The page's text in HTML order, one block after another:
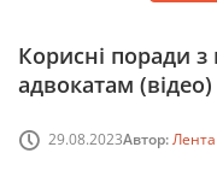
Корисні поради
адвокатам (відео)
29.08.2023Автор: